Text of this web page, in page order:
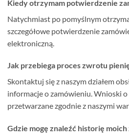
Kiedy otrzymam potwierdzenie
Natychmiast po pomyślnym
szczegółowe potwierdzenie
elektroniczną.
Jak przebiega proces zwrotu
Skontaktuj się z naszym działem
informacje o zamówieniu. Wnioski
przetwarzane zgodnie z naszymi
Gdzie mogę znaleźć historię moich